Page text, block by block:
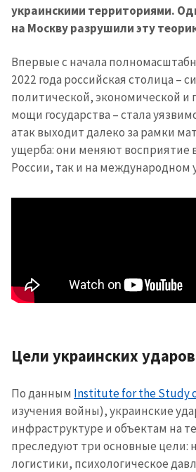
украинскими территориями.
на Москву разрушили эту
Впервые с начала
2022 года российская столица –
политической, экономической и
мощи государства – стала
атак выходит далеко за рамки
ущерба: они меняют восприятие
России, так и на международном
Цели украинских
По данным Institute for the Study
изучения войны), украинские
инфраструктуре и объектам на
преследуют три основные цели:
логистики, психологическое